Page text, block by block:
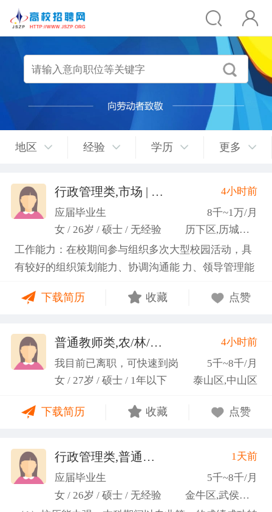
地区 经验 学历 更多
行政管理类,市场 | 媒介 | 广告 | 设计,人事/行政/后勤
4小时前
应届毕业生
8千~1万/月
女 / 26岁 / 硕士 / 无经验
历下区,历城区,市中区
工作能力：在校期间参与组织多次大型校园活动，具
有较好的组织策划能力、协调沟通能 力、领导管理能
务； 学习能力：有清晰的自我定位，能够很好地吸纳
做事认真细心，具有较强的执行力、高度敬业精神、
良好的职业操 守和团队协作精神。
下载简历 收藏 点赞
普通教师类,农/林/牧/渔业 (张卓璐)4小时前
我目前已离职，可快速到岗
5千~8千/月
女 / 27岁 / 硕士 / 1年以下
泰山区,中山区
下载简历 收藏 点赞
行政管理类,普通教师类
1天前
应届毕业生
5千~8千/月
女 / 26岁 / 硕士 / 无经验
金牛区,武侯区,青羊区